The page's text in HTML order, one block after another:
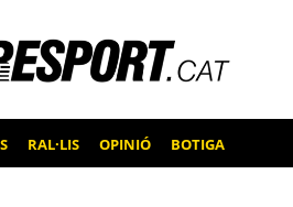
RAL·LIS OPINIÓ BOTIGA